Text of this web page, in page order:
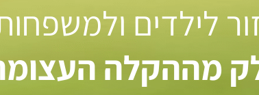
לילדים
מההקלה